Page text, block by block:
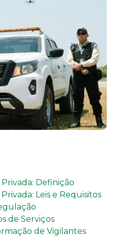
Definição
Leis e Requisitos
de Serviços
de Vigilantes